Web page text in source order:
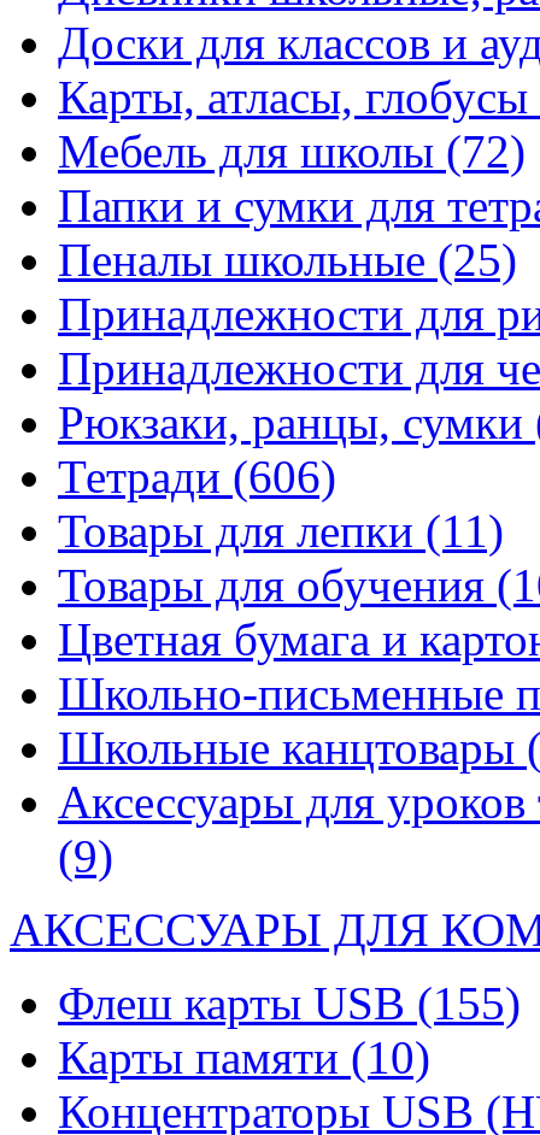
Доски для классов и
Карты, атласы, глобусы
Мебель для школы (72)
Папки и сумки для
Пеналы школьные (25)
Принадлежности для
Принадлежности для
Рюкзаки, ранцы, сумки
Тетради (606)
Товары для лепки (11)
Товары для обучения
Цветная бумага и
Школьно-письменные
Школьные канцтовары
Аксессуары для уроков
(9)
АКСЕССУАРЫ ДЛЯ
Флеш карты USB (155)
Карты памяти (10)
Концентраторы USB